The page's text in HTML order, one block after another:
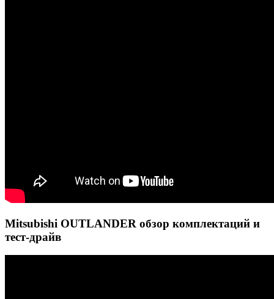
Mitsubishi OUTLANDER обзор комплектаций и
тест-драйв